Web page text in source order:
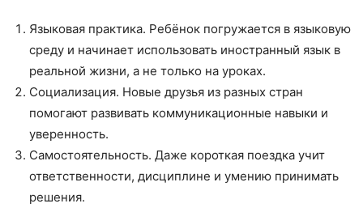
Языковая практика. Ребёнок погружается в языковую
среду и начинает использовать иностранный язык в
реальной жизни, а не только на уроках.
Социализация. Новые друзья из разных стран
помогают развивать коммуникационные навыки и
уверенность.
Самостоятельность. Даже короткая поездка учит
ответственности, дисциплине и умению принимать
решения.